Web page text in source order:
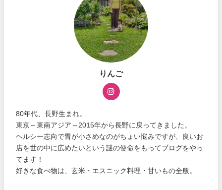
りんご
80年代、長野生まれ。
東京～東南アジア～2015年から長野に戻ってきました。
ヘルシー志向で胃が小さめなのがちょい悩みですが、良いお
店を世の中に広めたいという謎の使命をもってブログをやっ
てます！
好きな食べ物は、玄米・エスニック料理・甘いもの全般。